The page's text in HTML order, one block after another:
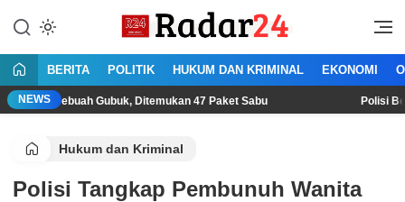
konten
Radar24.co.id
Jujur Lantang Bersuara
BERITA POLITIK HUKUM DAN KRIMINAL EKONOMI
NEWS
Gubuk, Ditemukan 47 Paket Sabu Polisi Bekuk Begal
Hukum dan Kriminal
Polisi Tangkap Pembunuh Wanita